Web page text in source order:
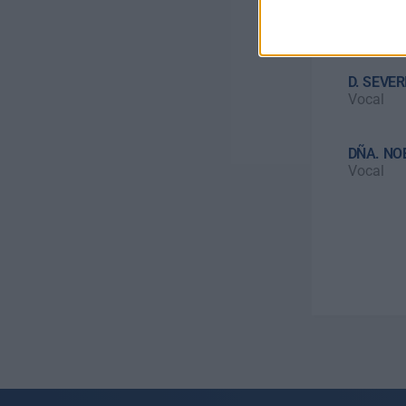
D.
Vocal
DÑA.
Vocal